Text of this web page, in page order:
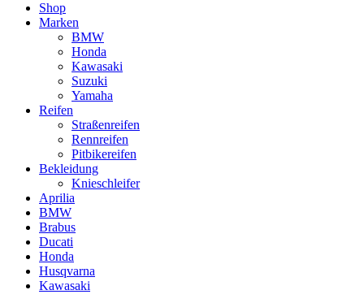
Shop
Marken
BMW
Honda
Kawasaki
Suzuki
Yamaha
Reifen
Straßenreifen
Rennreifen
Pitbikereifen
Bekleidung
Knieschleifer
Aprilia
BMW
Brabus
Ducati
Honda
Husqvarna
Kawasaki